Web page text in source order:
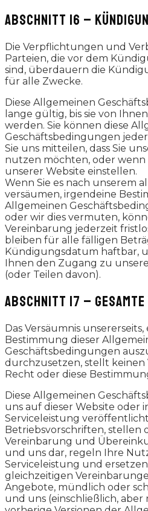
ABSCHNITT 16 –
Die Verpflichtungen und
Parteien, die vor dem
sind, überdauern die
für alle Zwecke.
Diese Allgemeinen
lange gültig, bis sie von
werden. Sie können diese
Geschäftsbedingungen
Sie uns mitteilen, dass Sie
nutzen möchten, oder wenn
unserer Website einstellen.
Wenn Sie es nach unserem
versäumen, irgendeine
Allgemeinen
oder wir dies vermuten,
Vereinbarung jederzeit
bleiben für alle fälligen
Kündigungsdatum haftbar,
Ihnen den Zugang zu
(oder Teilen davon).
ABSCHNITT 17 – GESAMTE
Das Versäumnis
Bestimmung dieser
Geschäftsbedingungen
durchzusetzen, stellt keinen
Recht oder diese
Diese Allgemeinen
uns auf dieser Website oder
Serviceleistung
Betriebsvorschriften, stellen
Vereinbarung und
und uns dar, regeln Ihre
Serviceleistung und
gleichzeitigen
Angebote, mündlich oder
und uns (einschließlich,